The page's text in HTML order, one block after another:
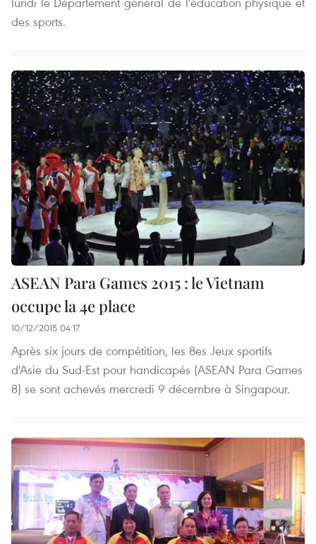
des sports.
ASEAN Para Games 2015 : le Vietnam
occupe la 4e place
10/12/2015 04:17
Après six jours de compétition, les 8es Jeux sportifs
d'Asie du Sud-Est pour handicapés (ASEAN Para Games
8) se sont achevés mercredi 9 décembre à Singapour.